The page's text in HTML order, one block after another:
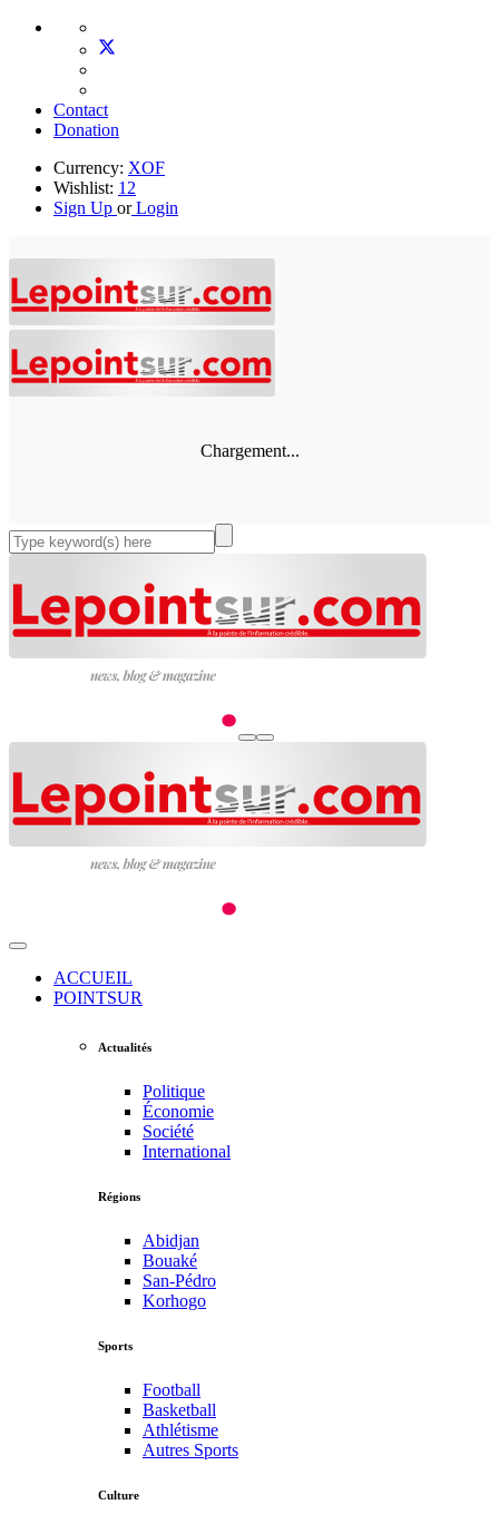
Contact
Donation
Currency: XOF
Wishlist: 12
Sign Up orLogin
Chargement...
ACCUEIL
POINTSUR
Actualités
Politique
Économie
Société
International
Régions
Abidjan
Bouaké
San-Pédro
Korhogo
Sports
Football
Basketball
Athlétisme
Autres Sports
Culture